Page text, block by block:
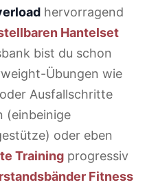
hervorragend
Hantelset
bist du schon
Übungen wie
Ausfallschritte
(einbeinige
oder eben
Training progressiv
Fitness